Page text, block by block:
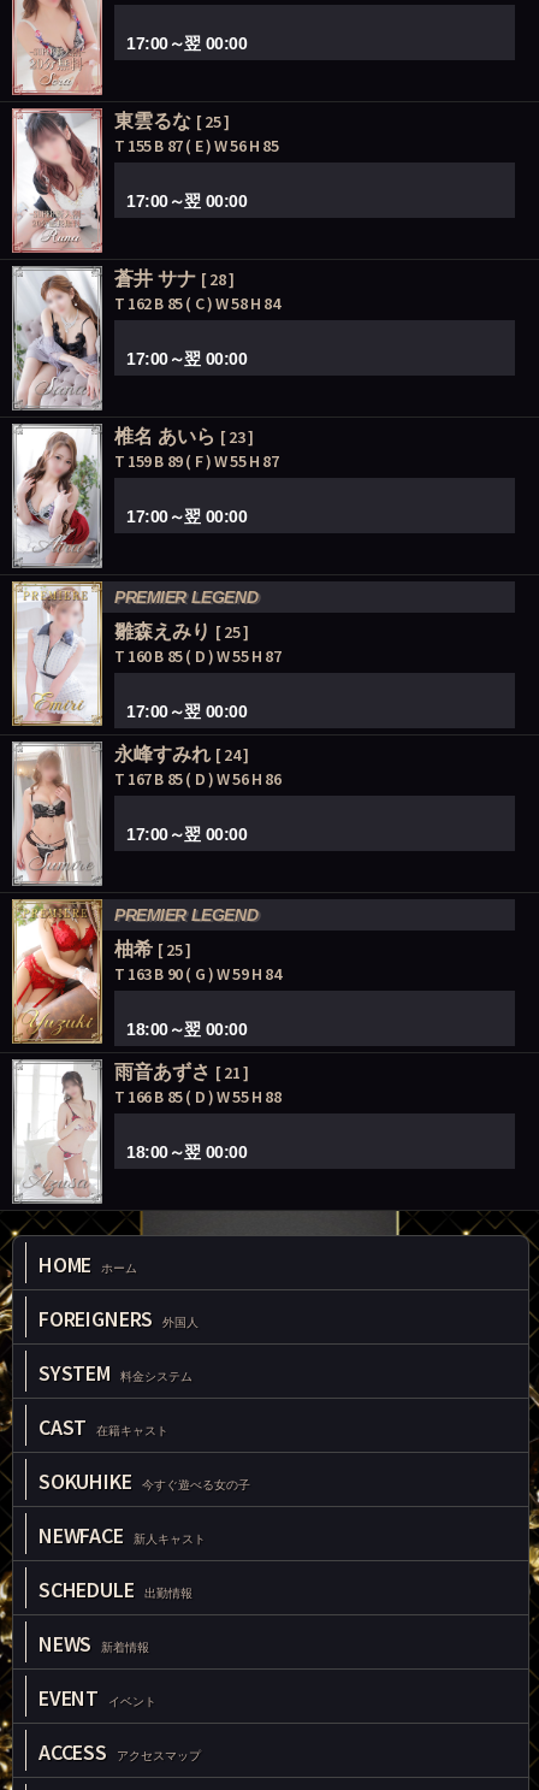
17:00～翌 00:00
東雲るな [ 25 ]
T 155 B 87 ( E ) W 56 H 85
17:00～翌 00:00
蒼井 サナ [ 28 ]
T 162 B 85 ( C ) W 58 H 84
17:00～翌 00:00
椎名 あいら [ 23 ]
T 159 B 89 ( F ) W 55 H 87
17:00～翌 00:00
PREMIER LEGEND
雛森えみり [ 25 ]
T 160 B 85 ( D ) W 55 H 87
17:00～翌 00:00
永峰すみれ [ 24 ]
T 167 B 85 ( D ) W 56 H 86
17:00～翌 00:00
PREMIER LEGEND
柚希 [ 25 ]
T 163 B 90 ( G ) W 59 H 84
18:00～翌 00:00
雨音あずさ [ 21 ]
T 166 B 85 ( D ) W 55 H 88
18:00～翌 00:00
HOME ホーム
FOREIGNERS 外国人
SYSTEM 料金システム
CAST 在籍キャスト
SOKUHIKE 今すぐ遊べる女の子
NEWFACE 新人キャスト
SCHEDULE 出勤情報
NEWS 新着情報
EVENT イベント
ACCESS アクセスマップ